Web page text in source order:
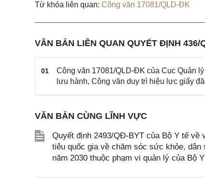
Từ khóa liên quan: Công văn 17081/QLD-ĐK
VĂN BẢN LIÊN QUAN QUYẾT ĐỊNH 436/
01
Công văn 17081/QLD-ĐK của Cục Quản
lưu hành, Công văn duy trì hiệu lực giấy
VĂN BẢN CÙNG LĨNH VỰC
Quyết định 2493/QĐ-BYT của Bộ Y tế
tiêu quốc gia về chăm sóc sức khỏe, dân
năm 2030 thuộc phạm vi quản lý của Bộ